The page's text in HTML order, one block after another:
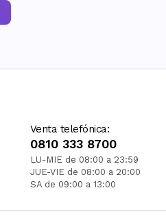
Venta telefónica:
0810 333 8700
LU-MIE de 08:00 a 23:59
JUE-VIE de 08:00 a 20:00
SA de 09:00 a 13:00